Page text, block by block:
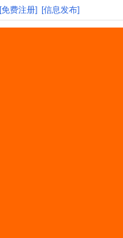
[免费注册] [信息发布]